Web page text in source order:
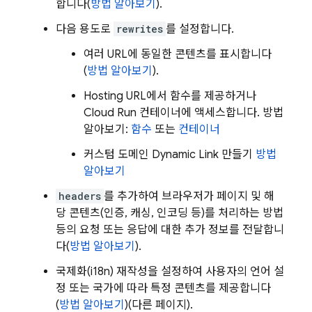
합니다(방법 알아보기 ).
다음 용도로 rewrites 를 설정합니다.
여러 URL에 동일한 콘텐츠를 표시합니다
(방법 알아보기 ).
Hosting URL에서 함수를 제공하거나
Cloud Run 컨테이너에 액세스합니다. 방법
알아보기: 함수 또는 컨테이너
커스텀 도메인 Dynamic Link 만들기 방법
알아보기
headers 를 추가하여 브라우저가 페이지 및 해
당 콘텐츠(인증, 캐싱, 인코딩 등)를 처리하는 방법
등의 요청 또는 응답에 대한 추가 정보를 전달합니
다(방법 알아보기 ).
국제화(i18n) 재작성을 설정하여 사용자의 언어 설
정 또는 국가에 따라 특정 콘텐츠를 제공합니다
(방법 알아보기 )(다른 페이지).